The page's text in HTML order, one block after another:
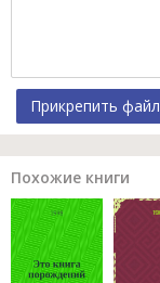
Прикрепить файл
Похожие книги